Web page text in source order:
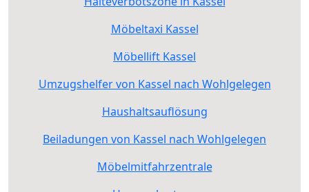
Möbeltaxi Kassel
Möbellift Kassel
Umzugshelfer von Kassel nach Wohlgelegen
Haushaltsauflösung
Beiladungen von Kassel nach Wohlgelegen
Möbelmitfahrzentrale